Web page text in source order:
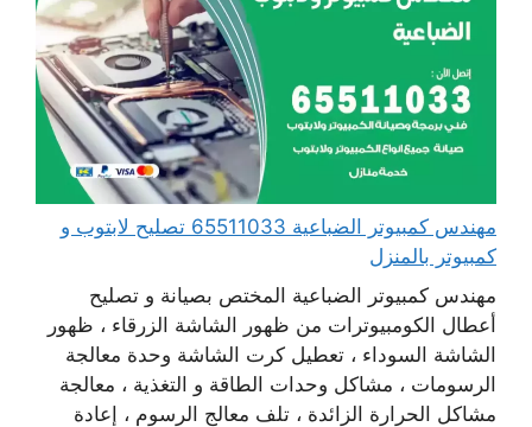
مهندس كمبيوتر الضباعية 65511033 تصليح لابتوب و
كمبيوتر بالمنزل
مهندس كمبيوتر الضباعية المختص بصيانة و تصليح
أعطال الكومبيوترات من ظهور الشاشة الزرقاء ، ظهور
الشاشة السوداء ، تعطيل كرت الشاشة وحدة معالجة
الرسومات ، مشاكل وحدات الطاقة و التغذية ، معالجة
مشاكل الحرارة الزائدة ، تلف معالج الرسوم ، إعادة